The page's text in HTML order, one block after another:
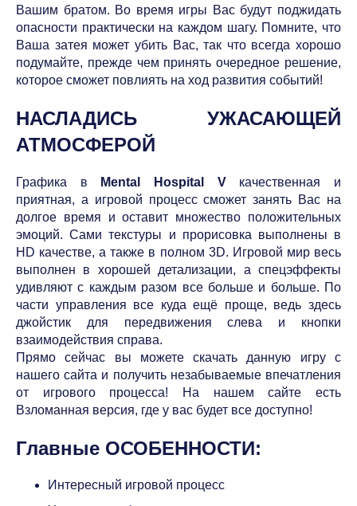
Вашим братом. Во время игры Вас будут поджидать
опасности практически на каждом шагу. Помните, что
Ваша затея может убить Вас, так что всегда хорошо
подумайте, прежде чем принять очередное решение,
которое сможет повлиять на ход развития событий!
НАСЛАДИСЬ УЖАСАЮЩЕЙ
АТМОСФЕРОЙ
Графика в Mental Hospital Vкачественная и
приятная, а игровой процесс сможет занять Вас на
долгое время и оставит множество положительных
эмоций. Сами текстуры и прорисовка выполнены в
HD качестве, а также в полном 3D. Игровой мир весь
выполнен в хорошей детализации, а спецэффекты
удивляют с каждым разом все больше и больше. По
части управления все куда ещё проще, ведь здесь
джойстик для передвижения слева и кнопки
взаимодействия справа.
Прямо сейчас вы можете скачать данную игру с
нашего сайта и получить незабываемые впечатления
от игрового процесса! На нашем сайте есть
Взломанная версия, где у вас будет все доступно!
Главные ОСОБЕННОСТИ:
Интересный игровой процесс